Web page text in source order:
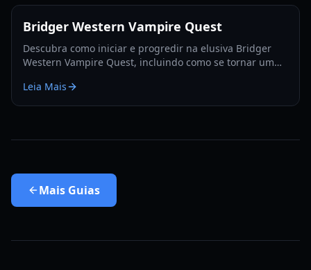
Bridger Western Vampire Quest
Descubra como iniciar e progredir na elusiva Bridger
Western Vampire Quest, incluindo como se tornar um
Leia Mais
Mais Guias